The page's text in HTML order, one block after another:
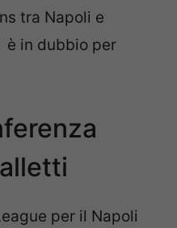
tra Napoli e
è in dubbio per
per il Napoli